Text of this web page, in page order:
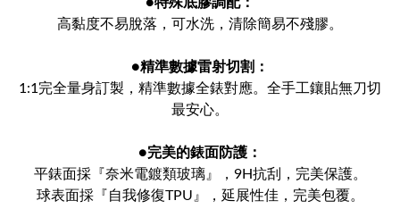
高黏度不易脫落，可水洗，清除簡易不殘膠。
●精準數據雷射切割：
1:1完全量身訂製，精準數據全錶對應。全手工鑲貼無刀切
最安心。
●完美的錶面防護：
平錶面採『奈米電鍍類玻璃』，9H抗刮，完美保護。
球表面採『自我修復TPU』，延展性佳，完美包覆。